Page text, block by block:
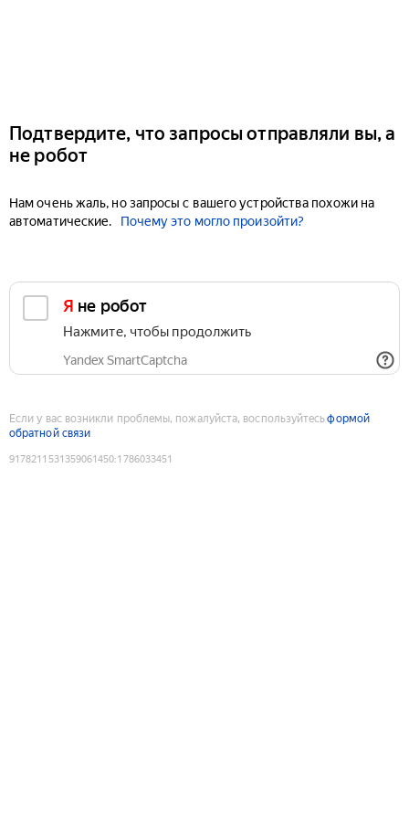
Подтвердите, что запросы отправляли вы, а
не робот
Нам очень жаль, но запросы с вашего устройства похожи на
автоматические.
Почему это могло произойти?
Я не робот
Нажмите, чтобы продолжить
Yandex SmartCaptcha
Если у вас возникли проблемы, пожалуйста, воспользуйтесьформой
обратной связи
9178211531359061450:1786033451